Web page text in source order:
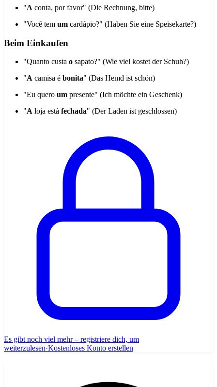
"A conta, por favor" (Die Rechnung, bitte)
"Você tem um cardápio?" (Haben Sie eine Speisekarte?)
Beim Einkaufen
"Quanto custa o sapato?" (Wie viel kostet der Schuh?)
"A camisa é bonita" (Das Hemd ist schön)
"Eu quero um presente" (Ich möchte ein Geschenk)
"A loja está fechada" (Der Laden ist geschlossen)
Es gibt noch viel mehr – registriere dich, um
weiterzulesen·Kostenloses Konto erstellen